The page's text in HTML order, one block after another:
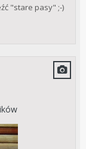
"stare pasy" ;-)